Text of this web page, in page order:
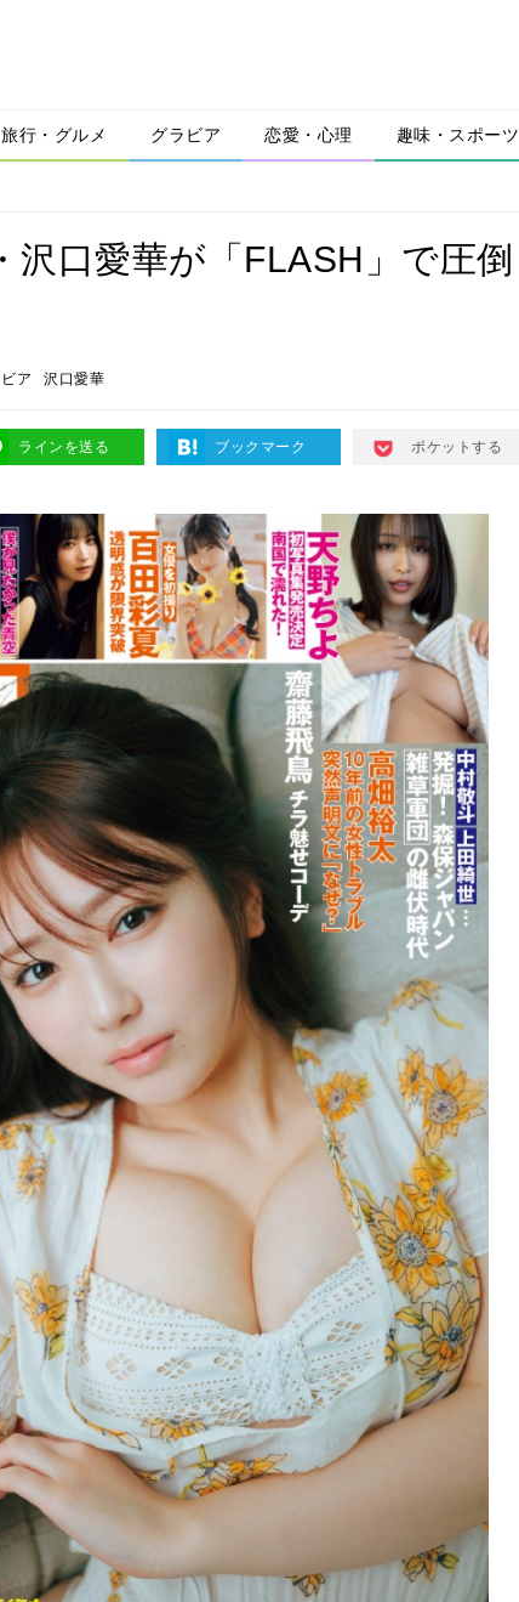
旅行・グルメ グラビア 恋愛・心理 趣味・スポーツ
口愛華が「FLASH」で圧倒
ア 沢口愛華
ラインを送る ブックマーク ポケットする